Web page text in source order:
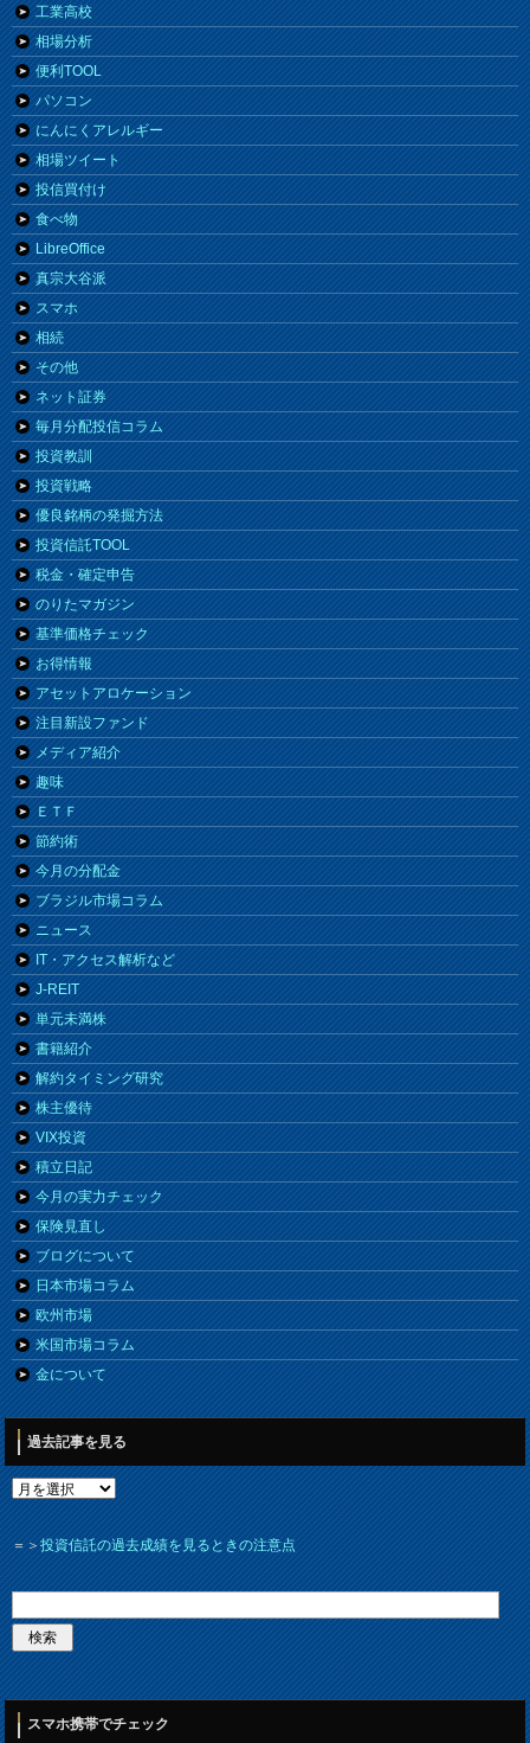
工業高校
相場分析
便利TOOL
パソコン
にんにくアレルギー
相場ツイート
投信買付け
食べ物
LibreOffice
真宗大谷派
スマホ
相続
その他
ネット証券
毎月分配投信コラム
投資教訓
投資戦略
優良銘柄の発掘方法
投資信託TOOL
税金・確定申告
のりたマガジン
基準価格チェック
お得情報
アセットアロケーション
注目新設ファンド
メディア紹介
趣味
ＥＴＦ
節約術
今月の分配金
ブラジル市場コラム
ニュース
IT・アクセス解析など
J-REIT
単元未満株
書籍紹介
解約タイミング研究
株主優待
VIX投資
積立日記
今月の実力チェック
保険見直し
ブログについて
日本市場コラム
欧州市場
米国市場コラム
金について
過去記事を見る
＝＞投資信託の過去成績を見るときの注意点
スマホ携帯でチェック